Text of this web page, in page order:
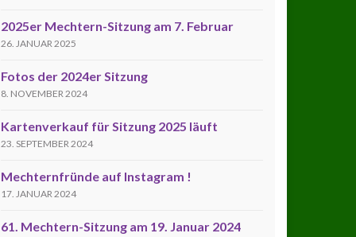
2025er Mechtern-Sitzung am 7. Februar
26. JANUAR 2025
Fotos der 2024er Sitzung
8. NOVEMBER 2024
Kartenverkauf für Sitzung 2025 läuft
23. SEPTEMBER 2024
Mechternfründe auf Instagram !
17. JANUAR 2024
61. Mechtern-Sitzung am 19. Januar 2024